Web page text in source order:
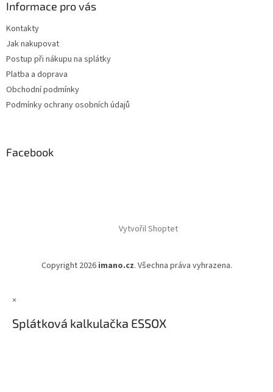
Informace pro vás
Kontakty
Jak nakupovat
Postup při nákupu na splátky
Platba a doprava
Obchodní podmínky
Podmínky ochrany osobních údajů
Facebook
Vytvořil Shoptet
Copyright 2026 imano.cz. Všechna práva vyhrazena.
×
Splátková kalkulačka ESSOX